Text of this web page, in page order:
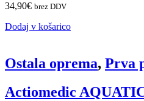
34,90€ brez DDV
Dodaj v košarico
Ostala oprema, Prva
Actiomedic